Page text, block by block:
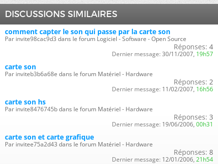
DISCUSSIONS SIMILAIRES
comment capter le son qui passe par la carte son
Par invite98cac9d3 dans le forum Logiciel - Software - Open Source
Réponses: 4
Dernier message: 30/11/2007, 19h57
carte son
Par inviteb3b6a68e dans le forum Matériel - Hardware
Réponses: 2
Dernier message: 11/02/2007, 16h56
carte son hs
Par invite8476745b dans le forum Matériel - Hardware
Réponses: 3
Dernier message: 19/06/2006, 00h31
carte son et carte grafique
Par invitee75a2d43 dans le forum Matériel - Hardware
Réponses: 8
Dernier message: 12/01/2006, 21h54